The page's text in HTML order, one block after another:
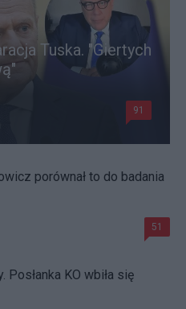
Tuska. "Giertych
91
porównał to do badania
51
Posłanka KO wbiła się